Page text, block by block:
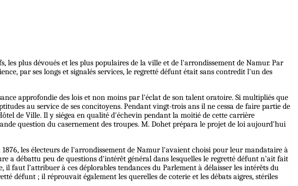
plus dévoués et les plus populaires de la ville et de l'arrondissement de Namur. Par
par ses longs et signalés services, le regretté défunt était sans contredit l'un des
approfondie des lois et non moins par l'éclat de son talent oratoire. Si multipliés que
au service de ses concitoyens. Pendant vingt-trois ans il ne cessa de faire partie de
de Ville. Il y siégea en qualité d'échevin pendant la moitié de cette carrière
question du casernement des troupes. M. Dohet prépara le projet de loi aujourd’hui
les électeurs de l'arrondissement de Namur l'avaient choisi pour leur mandataire à
a débattu peu de questions d'intérêt général dans lesquelles le regretté défunt n’ait fait
faut l’attribuer à ces déplorables tendances du Parlement à délaisser les intérêts du
défunt ; il réprouvait également les querelles de coterie et les débats aigres, stériles